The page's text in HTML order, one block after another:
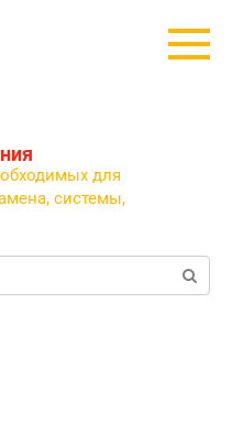
для
системы,